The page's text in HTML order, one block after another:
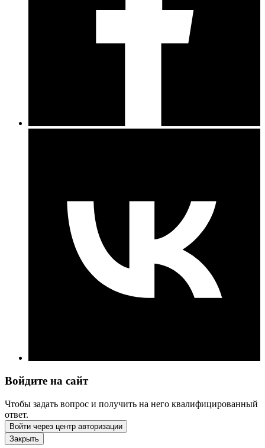
Войдите на сайт
Чтобы задать вопрос и получить на него квалифицированный
ответ.
Войти через центр авторизации
Закрыть